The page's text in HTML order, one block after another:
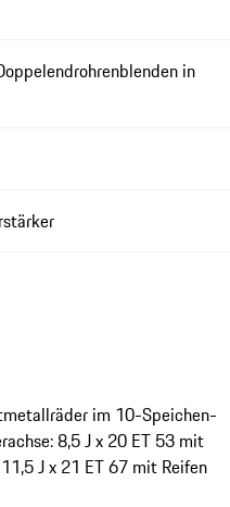
in
im 10-Speichen-
8,5 J x 20 ET 53 mit
J x 21 ET 67 mit Reifen